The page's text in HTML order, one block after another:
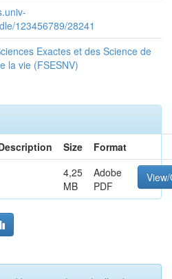
123456789/28241
Exactes et des Science de
la vie (FSESNV)
Size
Format
4,25
MB
Adobe
PDF